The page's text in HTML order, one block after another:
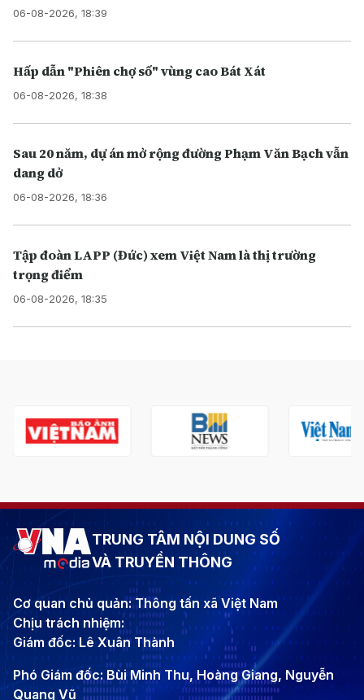
06-08-2026, 18:39
Hấp dẫn "Phiên chợ số" vùng cao Bát Xát
06-08-2026, 18:38
Sau 20 năm, dự án mở rộng đường Phạm Văn Bạch vẫn
dang dở
06-08-2026, 18:36
Tập đoàn LAPP (Đức) xem Việt Nam là thị trường
trọng điểm
06-08-2026, 18:35
TRUNG TÂM NỘI DUNG SỐ
VÀ TRUYỀN THÔNG
Cơ quan chủ quản: Thông tấn xã Việt Nam
Chịu trách nhiệm:
Giám đốc: Lê Xuân Thành
Phó Giám đốc: Bùi Minh Thu, Hoàng Giang, Nguyễn
Quang Vũ